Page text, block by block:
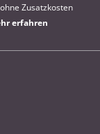
Zusatzkosten
erfahren